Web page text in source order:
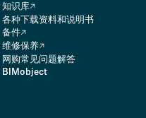
知识库
各种下载资料和说明书
备件
维修保养
网购常见问题解答
BIMobject